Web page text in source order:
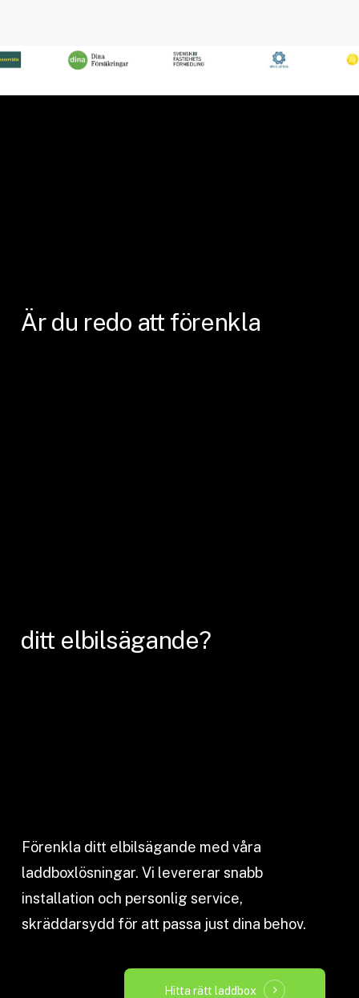
väljas
Ärdu redo att förenkla
ditt elbilsägande?
Förenkla ditt elbilsägande med våra
laddboxlösningar. Vi levererar snabb
installation och personlig service,
skräddarsydd för att passa just dina behov.
Hitta rätt laddbox